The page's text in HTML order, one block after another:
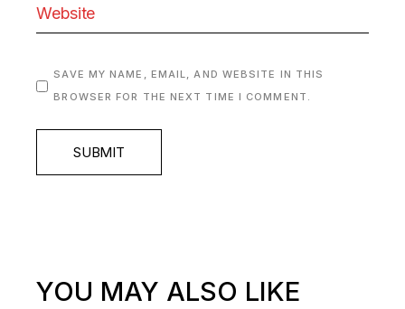
SAVE MY NAME, EMAIL, AND WEBSITE IN THIS
BROWSER FOR THE NEXT TIME I COMMENT.
SUBMIT
YOU MAY ALSO LIKE